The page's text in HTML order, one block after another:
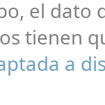
el dato
tienen
a